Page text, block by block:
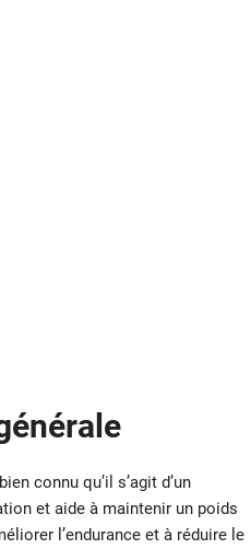
connu qu’il s’agit d’un
et aide à maintenir un poids
l’endurance et à réduire le